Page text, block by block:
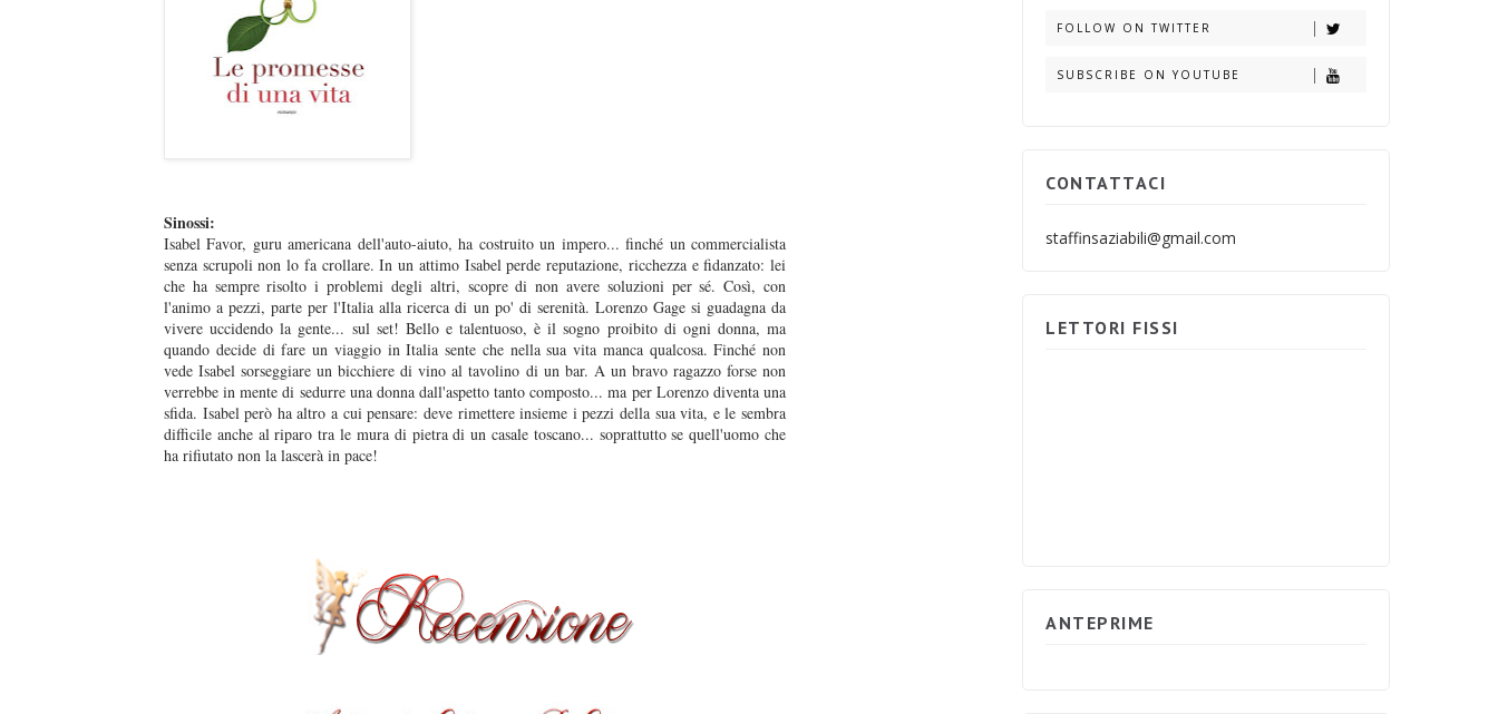
Sinossi:
Isabel Favor, guru americana dell'auto-aiuto, ha costruito un impero... finché un commercialista
senza scrupoli non lo fa crollare. In un attimo Isabel perde reputazione, ricchezza e fidanzato: lei
che ha sempre risolto i problemi degli altri, scopre di non avere soluzioni per sé. Così, con
l'animo a pezzi, parte per l'Italia alla ricerca di un po' di serenità. Lorenzo Gage si guadagna da
vivere uccidendo la gente... sul set! Bello e talentuoso, è il sogno proibito di ogni donna, ma
quando decide di fare un viaggio in Italia sente che nella sua vita manca qualcosa. Finché non
vede Isabel sorseggiare un bicchiere di vino al tavolino di un bar. A un bravo ragazzo forse non
verrebbe in mente di sedurre una donna dall'aspetto tanto composto... ma per Lorenzo diventa una
sfida. Isabel però ha altro a cui pensare: deve rimettere insieme i pezzi della sua vita, e le sembra
difficile anche al riparo tra le mura di pietra di un casale toscano... soprattutto se quell'uomo che
ha rifiutato non la lascerà in pace!
FOLLOW ON TWITTER
SUBSCRIBE ON YOUTUBE
CONTATTACI
staffinsaziabili@gmail.com
LETTORI FISSI
ANTEPRIME